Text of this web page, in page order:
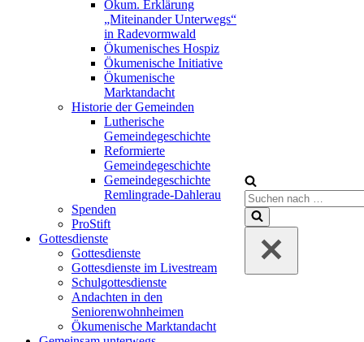
Ökum. Erklärung
„Miteinander Unterwegs“
in Radevormwald
Ökumenisches Hospiz
Ökumenische Initiative
Ökumenische
Marktandacht
Historie der Gemeinden
Lutherische
Gemeindegeschichte
Reformierte
Gemeindegeschichte
Gemeindegeschichte
Remlingrade-Dahlerau
Spenden
ProStift
Gottesdienste
Gottesdienste
Gottesdienste im Livestream
Schulgottesdienste
Andachten in den
Seniorenwohnheimen
Ökumenische Marktandacht
Suchen
nach …